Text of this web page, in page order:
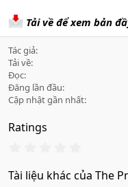
Tải về để xem bản
Tác giả
Tải về
Đọc
Đăng lần đầu
Cập nhật gần nhất
Ratings
0
0
Tài liệu khác của The